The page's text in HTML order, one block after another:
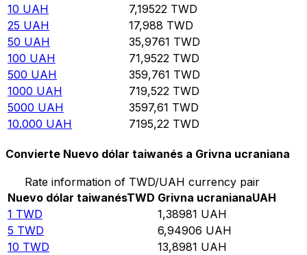
10 UAH 7,19522 TWD
25 UAH 17,988 TWD
50 UAH 35,9761 TWD
100 UAH 71,9522 TWD
500 UAH 359,761 TWD
1000 UAH 719,522 TWD
5000 UAH 3597,61 TWD
10.000 UAH 7195,22 TWD
Convierte Nuevo dólar taiwanés a Grivna ucraniana
Rate information of TWD/UAH currency pair
Nuevo dólar taiwanésTWD Grivna ucranianaUAH
1 TWD 1,38981 UAH
5 TWD 6,94906 UAH
10 TWD 13,8981 UAH